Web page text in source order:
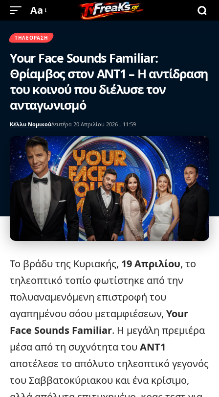
Aa
ΤΗΛΕΌΡΑΣΗ
Your Face Sounds Familiar:
Θρίαμβος στον ΑΝΤ1 – Η αντίδραση
του κοινού που διέλυσε τον
ανταγωνισμό
Κέλλυ ΝομικούΔευτέρα 20 Απριλίου 2026 - 11:59
Το βράδυ της Κυριακής, 19 Απριλίου, το
τηλεοπτικό τοπίο φωτίστηκε από την
πολυαναμενόμενη επιστροφή του
αγαπημένου σόου μεταμφιέσεων, Your
Face Sounds Familiar. Η μεγάλη πρεμιέρα
μέσα από τη συχνότητα τουΑΝΤ1
αποτέλεσε το απόλυτο τηλεοπτικό γεγονός
του Σαββατοκύριακου και ένα κρίσιμο,